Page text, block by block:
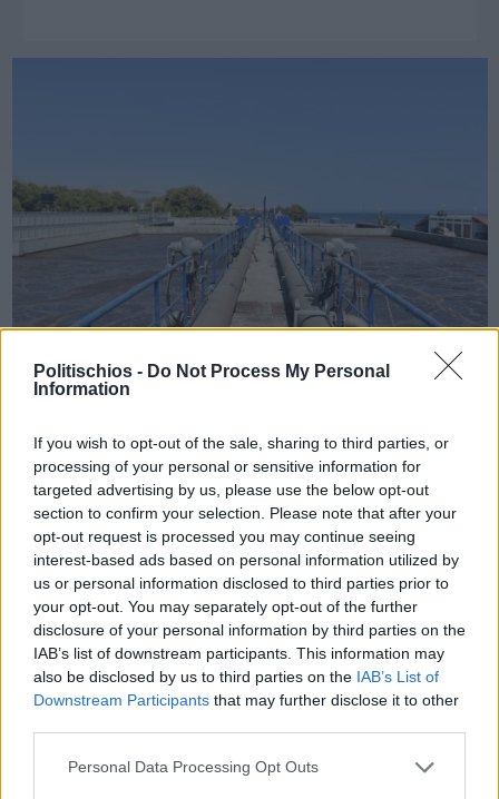
Politischios - Do Not Process My Personal
Information
If you wish to opt-out of the sale, sharing to third parties, or
processing of your personal or sensitive information for
targeted advertising by us, please use the below opt-out
section to confirm your selection. Please note that after your
opt-out request is processed you may continue seeing
interest-based ads based on personal information utilized by
us or personal information disclosed to third parties prior to
your opt-out. You may separately opt-out of the further
disclosure of your personal information by third parties on the
IAB’s list of downstream participants. This information may
also be disclosed by us to third parties on the IAB’s List of
Downstream Participants that may further disclose it to other
Personal Data Processing Opt Outs